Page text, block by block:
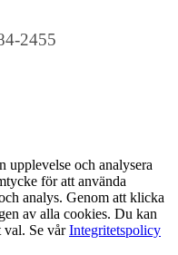
2455
upplevelse och analysera
för att använda
analys. Genom att klicka
av alla cookies. Du kan
val. Se vårIntegritetspolicy